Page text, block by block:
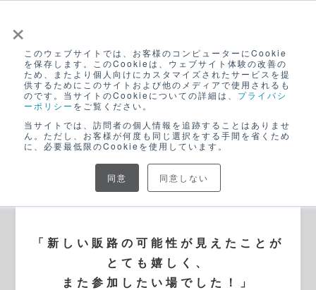
×
このウェブサイトでは、お客様のコンピューターにCookie
を保存します。このCookieは、ウェブサイト体験の改善の
ため、またより個人向けにカスタマイズされたサービスを提
供するためにこのサイトおよび他のメディアで使用されるも
のです。当サイトのCookieについての詳細は、 プライバシ
ーポリシー をご覧ください。
当サイトでは、訪問者の個人情報を追跡することはありませ
ん。ただし、お客様が何度も同じ選択をする手間を省くため
に、必要最低限のCookieを使用しています。
同意 同意しない
ログイン
無料アカウント登録
「新しい販路の可能性が見えたことが
とても嬉しく、
また参加したい場でした！」